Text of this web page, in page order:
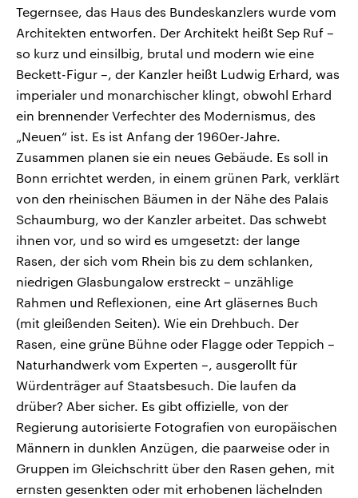
Tegernsee, das Haus des Bundeskanzlers wurde vom
Architekten entworfen. Der Architekt heißt Sep Ruf –
so kurz und einsilbig, brutal und modern wie eine
Beckett-Figur –, der Kanzler heißt Ludwig Erhard, was
imperialer und monarchischer klingt, obwohl Erhard
ein brennender Verfechter des Modernismus, des
„Neuen“ ist. Es ist Anfang der 1960er-Jahre.
Zusammen planen sie ein neues Gebäude. Es soll in
Bonn errichtet werden, in einem grünen Park, verklärt
von den rheinischen Bäumen in der Nähe des Palais
Schaumburg, wo der Kanzler arbeitet. Das schwebt
ihnen vor, und so wird es umgesetzt: der lange
Rasen, der sich vom Rhein bis zu dem schlanken,
niedrigen Glasbungalow erstreckt – unzählige
Rahmen und Reflexionen, eine Art gläsernes Buch
(mit gleißenden Seiten). Wie ein Drehbuch. Der
Rasen, eine grüne Bühne oder Flagge oder Teppich –
Naturhandwerk vom Experten –, ausgerollt für
Würdenträger auf Staatsbesuch. Die laufen da
drüber? Aber sicher. Es gibt offizielle, von der
Regierung autorisierte Fotografien von europäischen
Männern in dunklen Anzügen, die paarweise oder in
Gruppen im Gleichschritt über den Rasen gehen, mit
ernsten gesenkten oder mit erhobenen lächelnden